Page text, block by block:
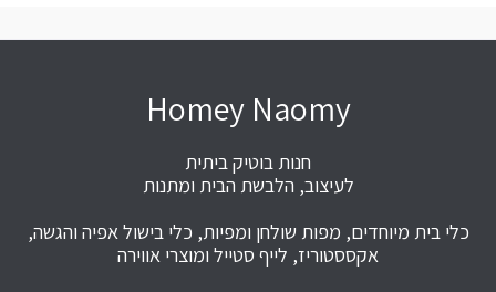
Homey Naomy
חנות בוטיק ביתית
לעיצוב, הלבשת הבית ומתנות
כלי בית מיוחדים, מפות שולחן ומפיות, כלי בישול אפיה והגשה,
אקססטוריז, לייף סטייל ומוצרי אווירה